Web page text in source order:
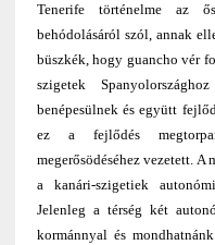
Tenerife történelme az
behódolásáról szól, annak
büszkék, hogy guancho vér
szigetek
benépesülnek és együtt
ez a fejlődés
megerősödéséhez vezetett.
a kanári-szigetiek
Jelenleg a térség két
kormánnyal és